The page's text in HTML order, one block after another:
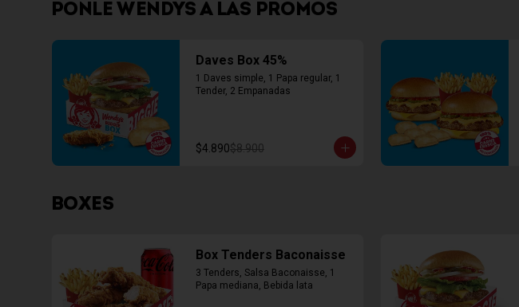
PONLE WENDYS A LAS PROMOS
Daves Box 45%
1 Daves simple, 1 Papa regular, 1
Tender, 2 Empanadas
$4.890$8.900
BOXES
Box Tenders Baconaisse
3 Tenders, Salsa Baconaisse, 1
Papa mediana, Bebida lata